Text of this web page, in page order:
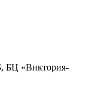
БЦ «Виктория-